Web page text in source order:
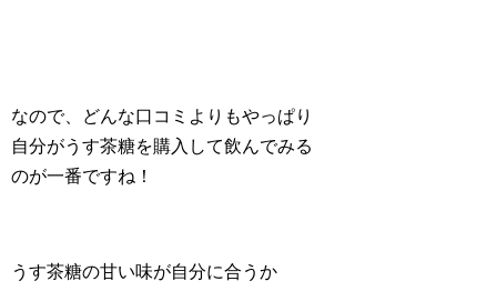
なので、どんな口コミよりもやっぱり
自分がうす茶糖を購入して飲んでみる
のが一番ですね！
うす茶糖の甘い味が自分に合うか